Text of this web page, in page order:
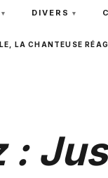
DIVERS
LA CHANTEUSE
: